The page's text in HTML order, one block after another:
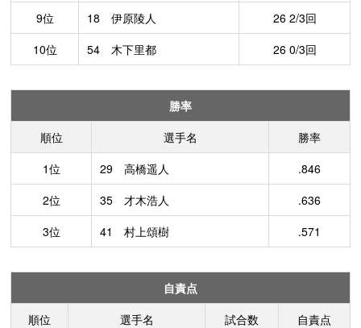
9位
18 伊原陵人
26 2/3回
10位
54 木下里都 26 0/3回
勝率
順位
選手名
勝率
1位
29 高橋遥人
.846
2位
35 才木浩人
.636
3位
41 村上頌樹 .571
自責点
順位
選手名 試合数
自責点